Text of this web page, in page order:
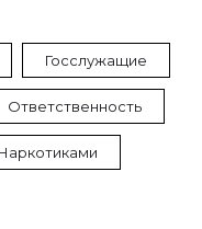
Госслужащие
Ответственность